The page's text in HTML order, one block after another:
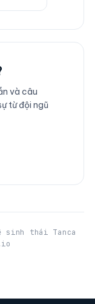
và câu
từ đội ngũ
sinh thái Tanca